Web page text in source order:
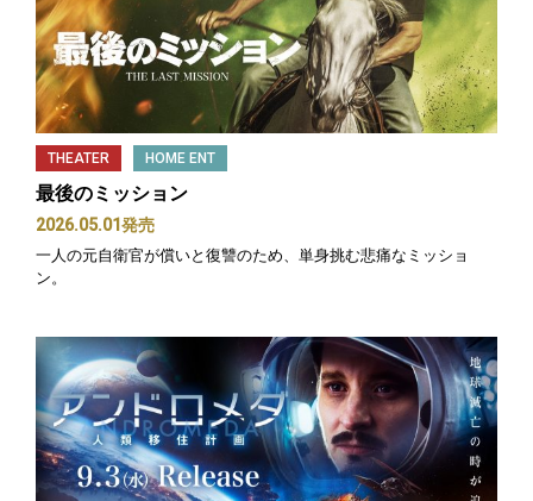
THEATER HOME ENT
最後のミッション
2026.05.01発売
一人の元自衛官が償いと復讐のため、単身挑む悲痛なミッショ
ン。